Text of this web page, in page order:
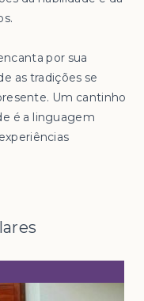
por sua
as tradições se
Um cantinho
é a linguagem